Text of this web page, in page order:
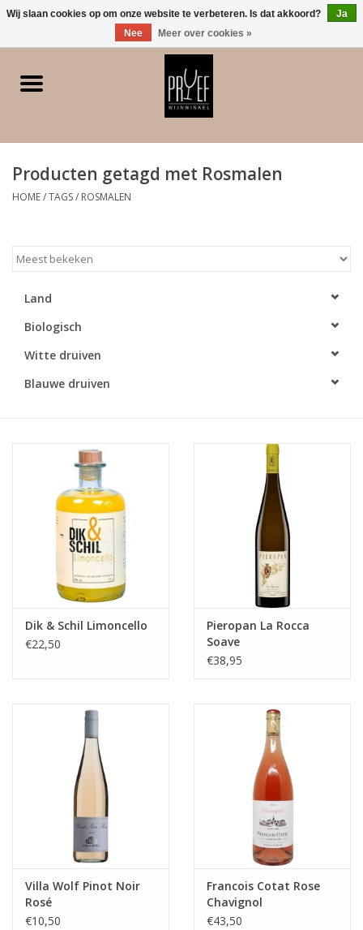
0 Artikelen - €0,00
Home
Witte wijn
Rose
Bubbels
Dessert/Versterkt/Gedistilleerd
Cadeaubon
Wijnproeverij
WSET wijncursus
Producten getagd met Rosmalen
HOME/TAGS/ ROSMALEN
Land
Biologisch
Witte druiven
Blauwe druiven
Dik & Schil Limoncello
€22,50
Pieropan La Rocca
Soave
€38,95
Villa Wolf Pinot Noir
Rosé
€10,50
Francois Cotat Rose
Chavignol
€43,50
Wij slaan cookies op om onze website te verbeteren. Is dat akkoord?
Ja
Nee
Meer over cookies »